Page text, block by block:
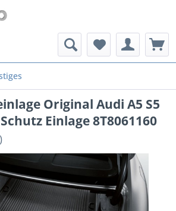
Original Audi A5 S5
Einlage 8T8061160
)